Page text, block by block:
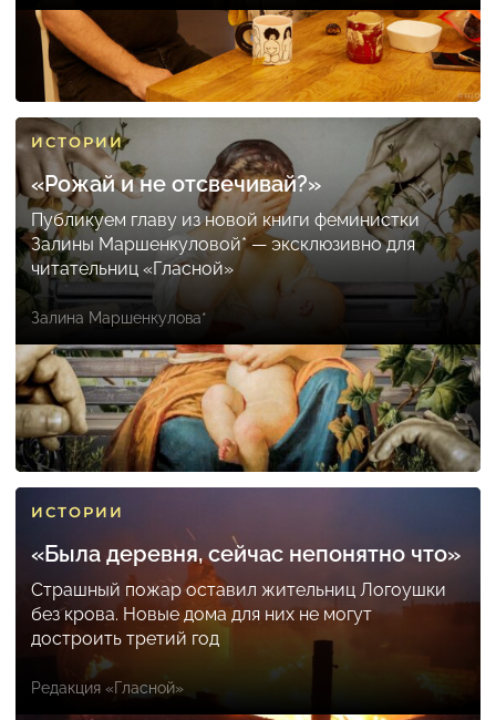
ИСТОРИИ
«Рожай и не отсвечивай?»
Публикуем главу из новой книги феминистки
Залины Маршенкуловой* — эксклюзивно для
читательниц «Гласной»
Залина Маршенкулова*
ИСТОРИИ
«Была деревня, сейчас непонятно что»
Страшный пожар оставил жительниц Логоушки
без крова. Новые дома для них не могут
достроить третий год
Редакция «Гласной»